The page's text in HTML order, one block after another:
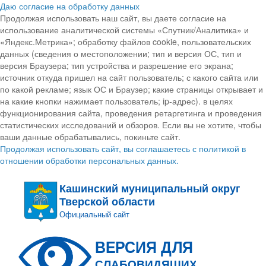
Даю согласие на обработку данных
Продолжая использовать наш сайт, вы даете согласие на
использование аналитической системы «Спутник/Аналитика» и
«Яндекс.Метрика»; обработку файлов cookie, пользовательских
данных (сведения о местоположении; тип и версия ОС, тип и
версия Браузера; тип устройства и разрешение его экрана;
источник откуда пришел на сайт пользователь; с какого сайта или
по какой рекламе; язык ОС и Браузер; какие страницы открывает и
на какие кнопки нажимает пользователь; ip-адрес). в целях
функционирования сайта, проведения ретаргетинга и проведения
статистических исследований и обзоров. Если вы не хотите, чтобы
ваши данные обрабатывались, покиньте сайт.
Продолжая использовать сайт, вы соглашаетесь с политикой в
отношении обработки персональных данных.